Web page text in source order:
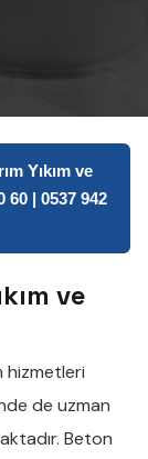
Yıkım ve
60 | 0537 942
ve
hizmetleri
de uzman
Beton